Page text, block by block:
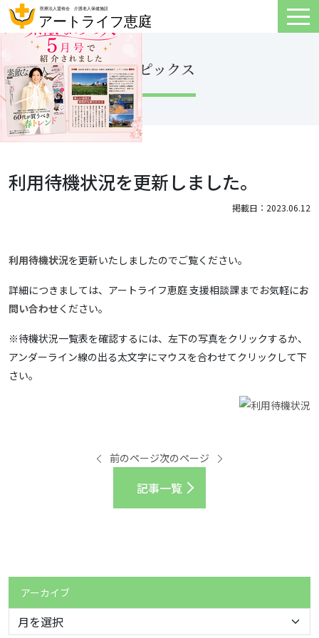
トピックス
利用待機状況を更新しました。
掲載日：2023.06.12
利用待機状況を更新いたしましたのでご覧ください。
詳細につきましては、アートライフ恵庭 支援相談課までお気軽にお
問い合わせください。
※待機状況一覧表を確認するには、左下の写真をクリックするか、
アンダーライン線の出る太文字にマウスを合わせてクリックして下
さい。
前のページ
記事一覧
次のページ
アーカイブ